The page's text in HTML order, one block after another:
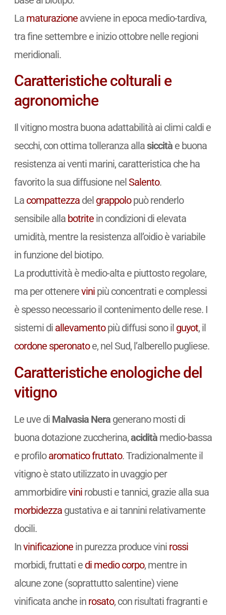
La maturazioneavviene in epoca medio-tardiva,
tra fine settembre e inizio ottobre nelle regioni
meridionali.
Caratteristiche colturali e
agronomiche
Il vitigno mostra buona adattabilità ai climi caldi e
secchi, con ottima tolleranza allasiccitàe buona
resistenza ai venti marini, caratteristica che ha
favorito la sua diffusione nelSalento.
La compattezzadel grappolopuò renderlo
sensibile alla botritein condizioni di elevata
umidità, mentre la resistenza all’oidio è variabile
in funzione del biotipo.
La produttività è medio-alta e piuttosto regolare,
ma per ottenerevinipiù concentrati e complessi
è spesso necessario il contenimento delle rese. I
sistemi di allevamentopiù diffusi sono il guyot, il
cordone speronatoe, nel Sud, l’alberello pugliese.
Caratteristiche enologiche del
vitigno
Le uve di Malvasia Neragenerano mosti di
buona dotazione zuccherina,aciditàmedio-bassa
e profiloaromaticofruttato. Tradizionalmente il
vitigno è stato utilizzato in uvaggio per
ammorbidirevinirobusti e tannici, grazie alla sua
morbidezzagustativa e ai tannini relativamente
docili.
Invinificazionein purezza produce vini rossi
morbidi, fruttati e di medio corpo, mentre in
alcune zone (soprattutto salentine) viene
vinificata anche in rosato, con risultati fragranti e